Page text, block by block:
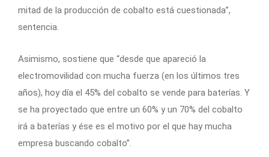
mitad de la producción de cobalto está cuestionada”,
sentencia.
Asimismo, sostiene que “desde que apareció la
electromovilidad con mucha fuerza (en los últimos tres
años), hoy día el 45% del cobalto se vende para baterías. Y
se ha proyectado que entre un 60% y un 70% del cobalto
irá a baterías y ése es el motivo por el que hay mucha
empresa buscando cobalto”.